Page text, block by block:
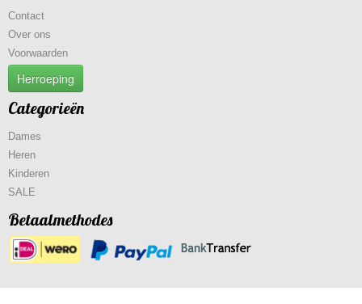
Contact
Over ons
Voorwaarden
Herroeping
Categorieën
Dames
Heren
Kinderen
SALE
Betaalmethodes